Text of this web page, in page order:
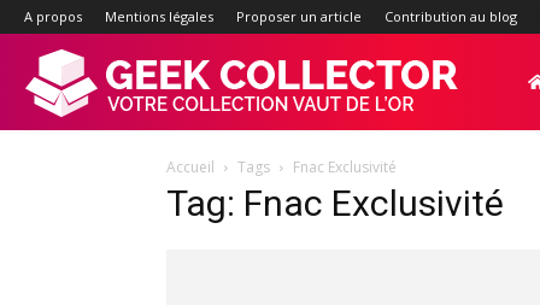
A propos Mentions légales Proposer un article Contribution au blog
Accueil Tags Fnac Exclusivité
Tag: Fnac Exclusivité